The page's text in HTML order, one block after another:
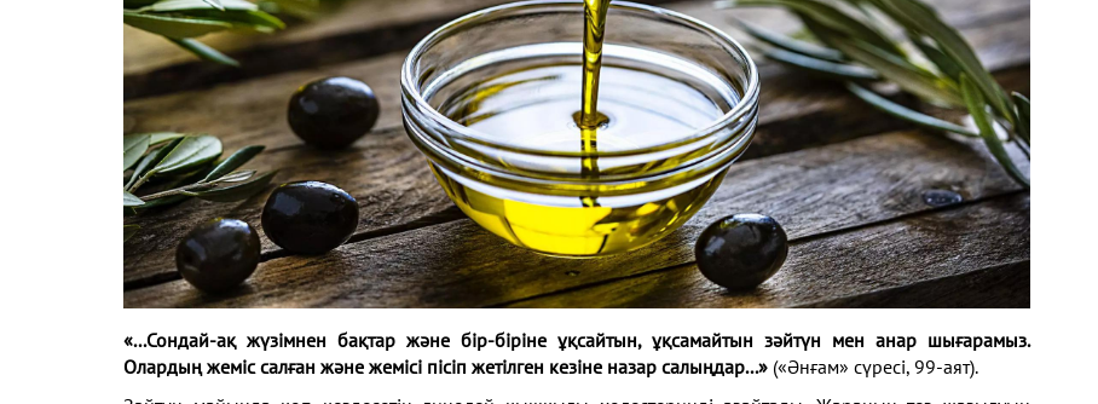
«...Сондай-ақ жүзімнен бақтар және бір-біріне ұқсайтын, ұқсамайтын зәйтүн мен анар шығарамыз.
Олардың жеміс салған және жемісі пісіп жетілген кезіне назар салыңдар...» («Әнғам» сүресі, 99-аят).